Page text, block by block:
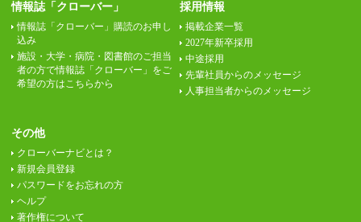
情報誌「クローバー」
情報誌「クローバー」購読のお申し
込み
施設・大学・病院・図書館のご担当
者の方で情報誌「クローバー」をご
希望の方はこちらから
採用情報
掲載企業一覧
2027年新卒採用
中途採用
先輩社員からのメッセージ
人事担当者からのメッセージ
その他
クローバーナビとは？
新規会員登録
パスワードをお忘れの方
ヘルプ
著作権について